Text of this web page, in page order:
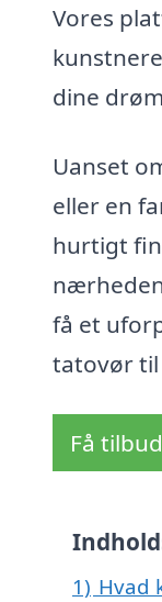
Vores
dine
Uanset
eller en
hurtigt
få et
tatovør til
Få
1) Hvad